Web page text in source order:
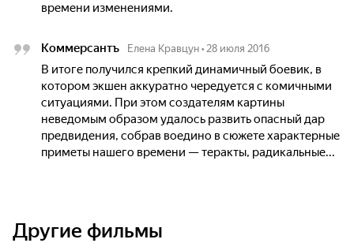
времени изменениями.
Коммерсантъ Елена Кравцун • 28 июля 2016
В итоге получился крепкий динамичный боевик, в
котором экшен аккуратно чередуется с комичными
ситуациями. При этом создателям картины
неведомым образом удалось развить опасный дар
предвидения, собрав воедино в сюжете характерные
приметы нашего времени — теракты, радикальные...
Другие фильмы